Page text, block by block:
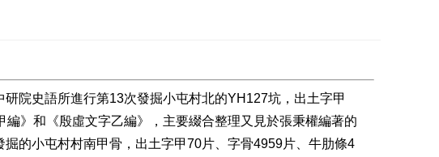
院史語所進行第13次發掘小屯村北的YH127坑，出土字甲
》和《殷虛文字乙編》，主要綴合整理又見於張秉權編著的
的小屯村村南甲骨，出土字甲70片、字骨4959片、牛肋條4